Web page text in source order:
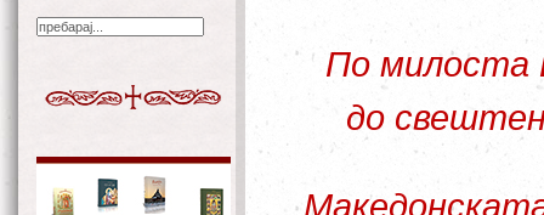
По милоста
до